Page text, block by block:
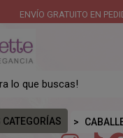
ENVÍO GRATUITO EN